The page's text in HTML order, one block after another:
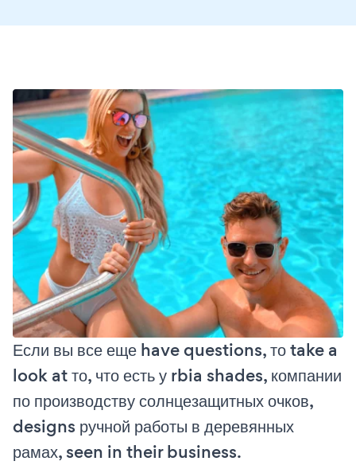
Если вы все еще have questions, то take a
look at то, что есть у rbia shades, компании
по производству солнцезащитных очков,
designs ручной работы в деревянных
рамах, seen in their business.